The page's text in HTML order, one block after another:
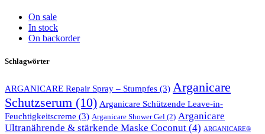
On sale
In stock
On backorder
Schlagwörter
ARGANICARE Repair Spray – Stumpfes (3) Arganicare
Schutzserum (10) Arganicare Schützende Leave-in-
Feuchtigkeitscreme (3) Arganicare Shower Gel (2) Arganicare
Ultranährende & stärkende Maske Coconut (4) ARGANICARE®